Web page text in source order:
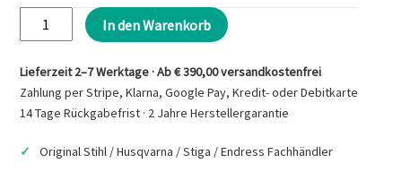
Stihl
RCA
20
Akku-
Druckreiniger
In den Warenkorb
Lieferzeit 2–7 Werktage · Ab € 390,00 versandkostenfrei
Zahlung per Stripe, Klarna, Google Pay, Kredit- oder Debitkarte
14 Tage Rückgabefrist · 2 Jahre Herstellergarantie
Original Stihl / Husqvarna / Stiga / Endress Fachhändler